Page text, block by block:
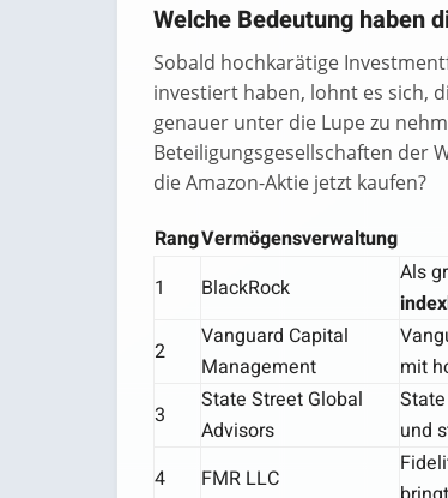
Welche Bedeutung haben
Sobald hochkarätige
investiert haben, lohnt es sich,
genauer unter die Lupe zu
Beteiligungsgesellschaften der
die Amazon-Aktie jetzt kaufen?
RangVermögensverwaltung
1
BlackRock
Als
2
Vanguard Capital
Management
mit
3
State Street Global
Advisors
und
4
FMR LLC